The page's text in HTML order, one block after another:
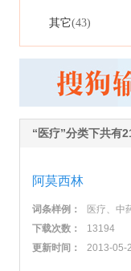
其它(43)
“医疗”分类下共有
阿莫西林
词条样例：
医疗、中
下载次数：
13194
更新时间：
2013-05-